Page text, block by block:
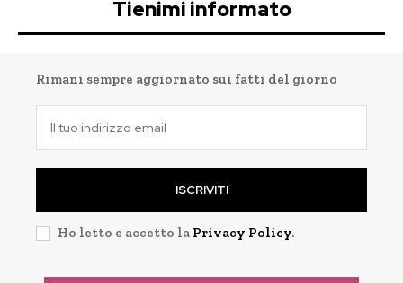
Tienimi informato
Rimani sempre aggiornato sui fatti del giorno
ISCRIVITI
Ho letto e accetto la Privacy Policy.